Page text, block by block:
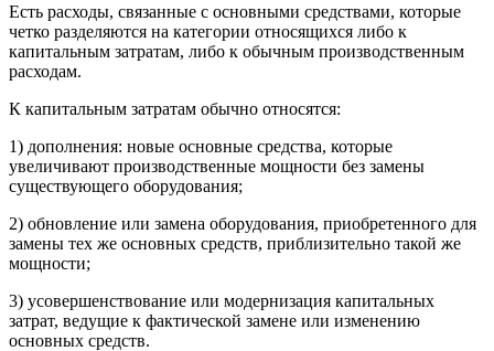
Есть расходы, связанные с основными средствами, которые
четко разделяются на категории относящихся либо к
капитальным затратам, либо к обычным производственным
расходам.
К капитальным затратам обычно относятся:
1) дополнения: новые основные средства, которые
увеличивают производственные мощности без замены
существующего оборудования;
2) обновление или замена оборудования, приобретенного для
замены тех же основных средств, приблизительно такой же
мощности;
3) усовершенствование или модернизация капитальных
затрат, ведущие к фактической замене или изменению
основных средств.